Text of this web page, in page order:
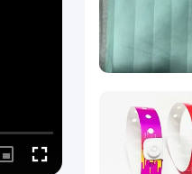
Picture- Fullscreen